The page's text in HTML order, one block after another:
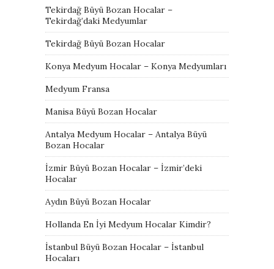
Tekirdağ Büyü Bozan Hocalar –
Tekirdağ’daki Medyumlar
Tekirdağ Büyü Bozan Hocalar
Konya Medyum Hocalar – Konya Medyumları
Medyum Fransa
Manisa Büyü Bozan Hocalar
Antalya Medyum Hocalar – Antalya Büyü
Bozan Hocalar
İzmir Büyü Bozan Hocalar – İzmir’deki
Hocalar
Aydın Büyü Bozan Hocalar
Hollanda En İyi Medyum Hocalar Kimdir?
İstanbul Büyü Bozan Hocalar – İstanbul
Hocaları